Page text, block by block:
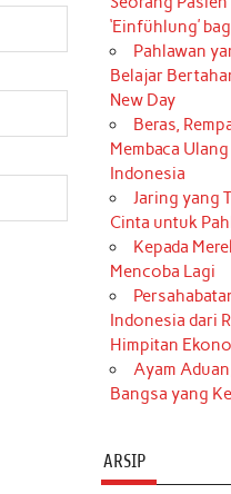
‘Einfühlung’
Pahlawan
Belajar
New Day
Beras,
Membaca
Indonesia
Jaring yang
Cinta untuk
Kepada
Mencoba Lagi
Indonesia dari
Himpitan
Ayam
Bangsa yang
ARSIP